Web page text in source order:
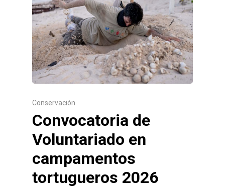
Conservación
Convocatoria de
Voluntariado en
campamentos
tortugueros 2026